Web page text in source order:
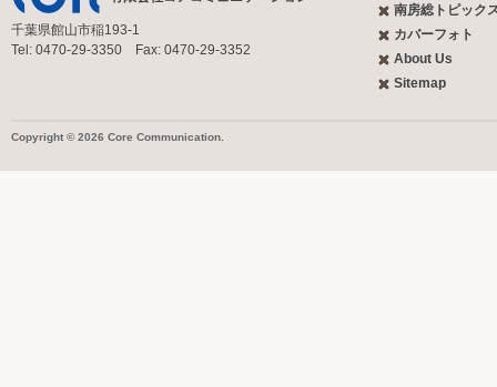
千葉県館山市稲193-1
Tel: 0470-29-3350 Fax: 0470-29-3352
南房総トピック
カバーフォト
About Us
Sitemap
Copyright © 2026 Core Communication.